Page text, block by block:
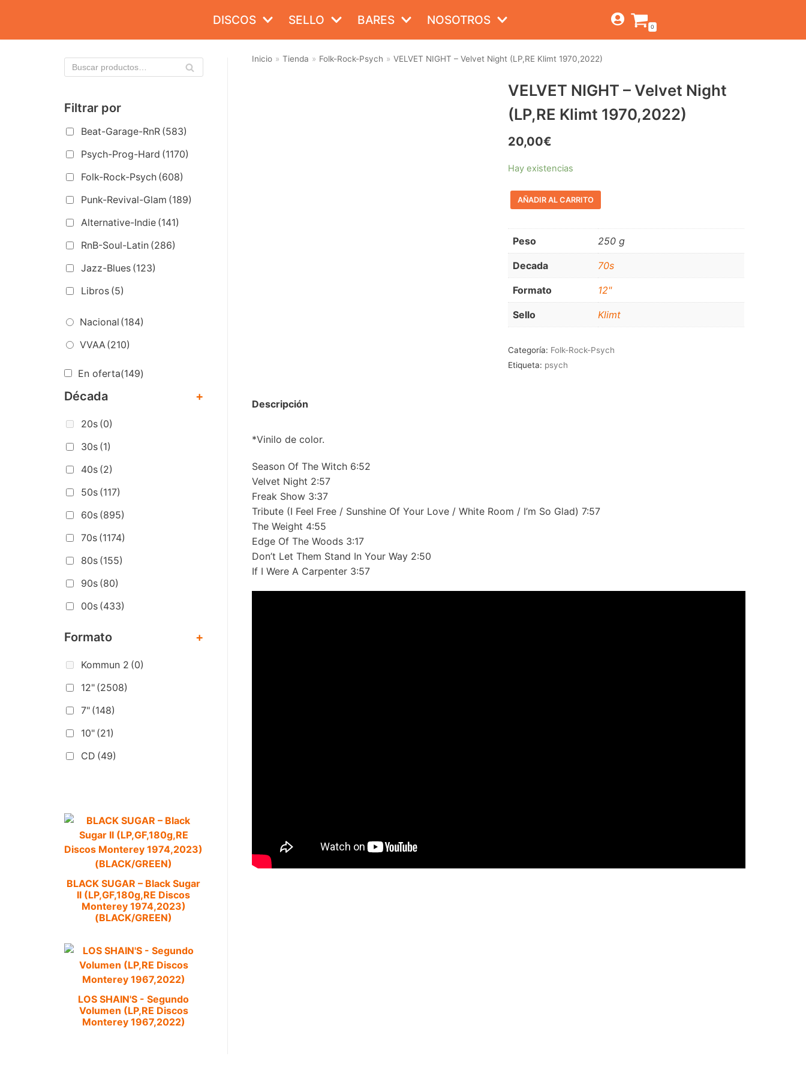
contenido
DISCOS SELLO BARES NOSOTROS 0
TIENDA
ESTILOS
ALTERNATIVE-INDIE
RNB-SOUL-LATIN
JAZZ-BLUES
Filtrar por
Beat-Garage-RnR (583)
Psych-Prog-Hard (1170)
Folk-Rock-Psych (608)
Punk-Revival-Glam (189)
Alternative-Indie (141)
RnB-Soul-Latin (286)
Jazz-Blues (123)
Libros (5)
Nacional (184)
VVAA(210)
En oferta(149)
Década +
20s (0)
30s (1)
40s (2)
50s (117)
60s (895)
70s (1174)
80s (155)
90s (80)
00s (433)
Formato +
Kommun 2 (0)
12" (2508)
7" (148)
10" (21)
CD (49)
BLACK SUGAR – Black Sugar
II (LP,GF,180g,RE Discos
Monterey 1974,2023)
(BLACK/GREEN)
LOS SHAIN'S - Segundo
Volumen (LP,RE Discos
Monterey 1967,2022)
Inicio » Tienda » Folk-Rock-Psych » VELVET NIGHT – Velvet Night (LP,RE Klimt 1970,2022)
VELVET NIGHT – Velvet Night
(LP,RE Klimt 1970,2022)
20,00€
Hay existencias
AÑADIR AL CARRITO
Peso 250 g
Decada 70s
Formato 12"
Sello Klimt
Categoría: Folk-Rock-Psych
Etiqueta: psych
Descripción
*Vinilo de color.
Season Of The Witch 6:52
Velvet Night 2:57
Freak Show 3:37
Tribute (I Feel Free / Sunshine Of Your Love / White Room / I’m So Glad) 7:57
The Weight 4:55
Edge Of The Woods 3:17
Don’t Let Them Stand In Your Way 2:50
If I Were A Carpenter 3:57